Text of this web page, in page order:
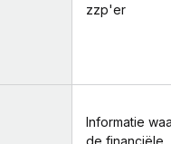
zzp'er
Informatie
de financiële